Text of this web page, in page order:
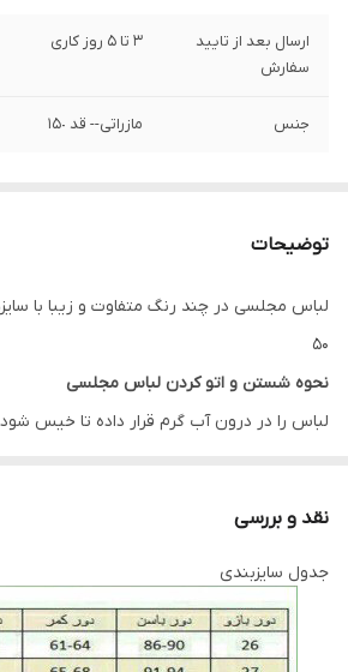
ارسال بعد از تایید
سفارش
3 تا 5 روز کاری
جنس مازراتی-- قد ١۵٠
توضیحات
50
نحوه شستن و اتو کردن لباس مجلسی
لباس را در درون آب گرم قرار داده تا خیس
وارد نشود چراکه دارای بافتی حساس است پس
خشک شود لباس ها را در سایه خشک کنید به
روش بسیار بهتری است. برای اتو کردن این نوع
نیز رعایت کنید، قبل از هرکاری از تمیز بودن
نقد و بررسی
جدول سایزبندی